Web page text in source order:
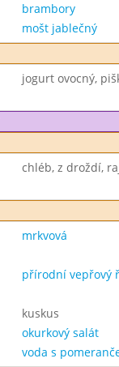
brambory
mošt jablečný
jogurt ovocný,
chléb, z droždí,
mrkvová
přírodní vepřový
kuskus
okurkový salát
voda s